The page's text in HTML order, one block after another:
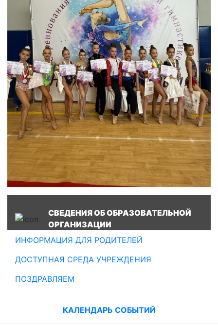
СВЕДЕНИЯ ОБ ОБРАЗОВАТЕЛЬНОЙ
ОРГАНИЗАЦИИ
ИНФОРМАЦИЯ ДЛЯ РОДИТЕЛЕЙ
ДОСТУПНАЯ СРЕДА УЧРЕЖДЕНИЯ
ПОЗДРАВЛЯЕМ
КАЛЕНДАРЬ СОБЫТИЙ